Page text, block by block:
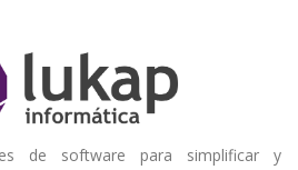
de software para simplificar y